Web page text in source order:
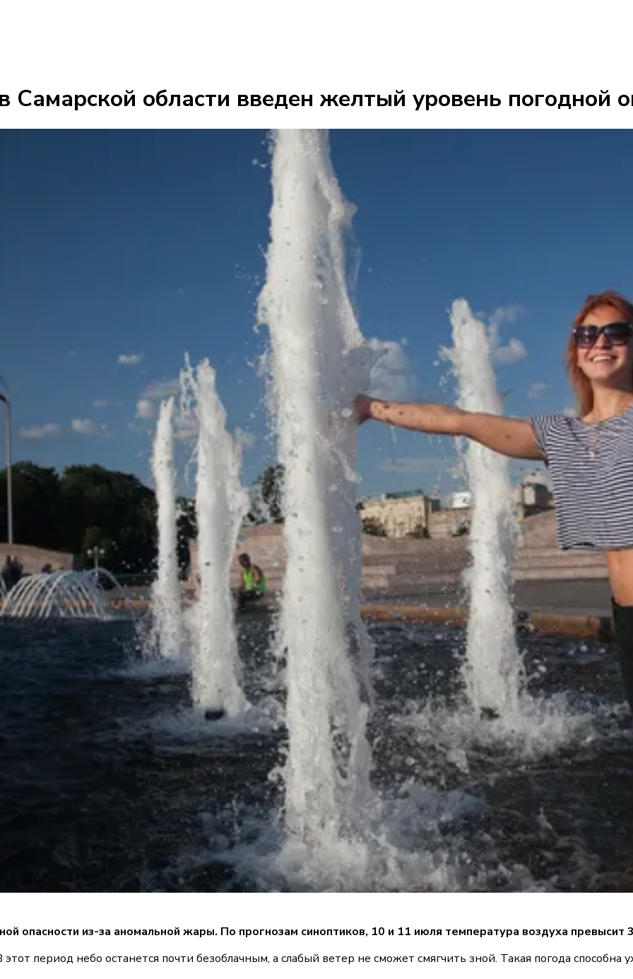
области введен желтый уровень погодной
опасности из-за аномальной жары. По прогнозам синоптиков, 10 и 11 июля температура воздуха
период небо останется почти безоблачным, а слабый ветер не сможет смягчить зной. Такая погода